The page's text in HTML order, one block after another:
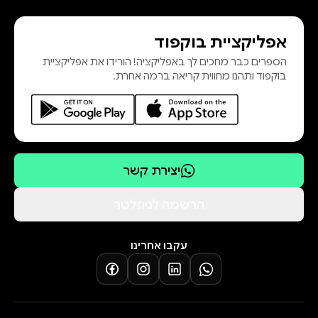
אפליקציית בוקפוד
הספרים כבר מחכים לך באפליקציה! הורידו את אפליקציית
בוקפוד ותהנו מחווית קריאה ברמה אחרת.
יצירת קשר
עקבו אחרינו